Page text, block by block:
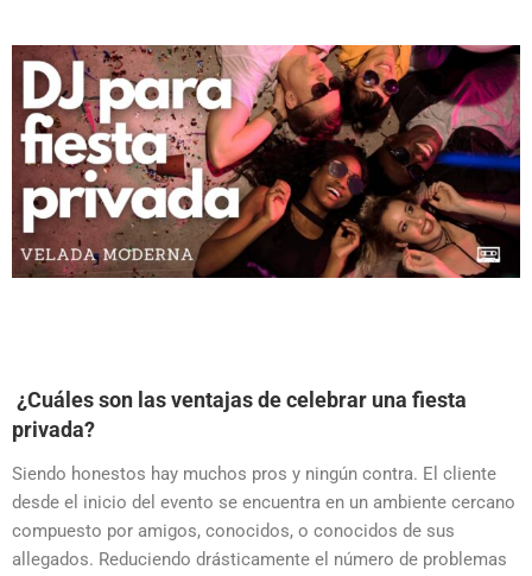
¿Cuáles son las ventajas de celebrar una fiesta
privada?
Siendo honestos hay muchos pros y ningún contra. El cliente
desde el inicio del evento se encuentra en un ambiente cercano
compuesto por amigos, conocidos, o conocidos de sus
allegados. Reduciendo drásticamente el número de problemas